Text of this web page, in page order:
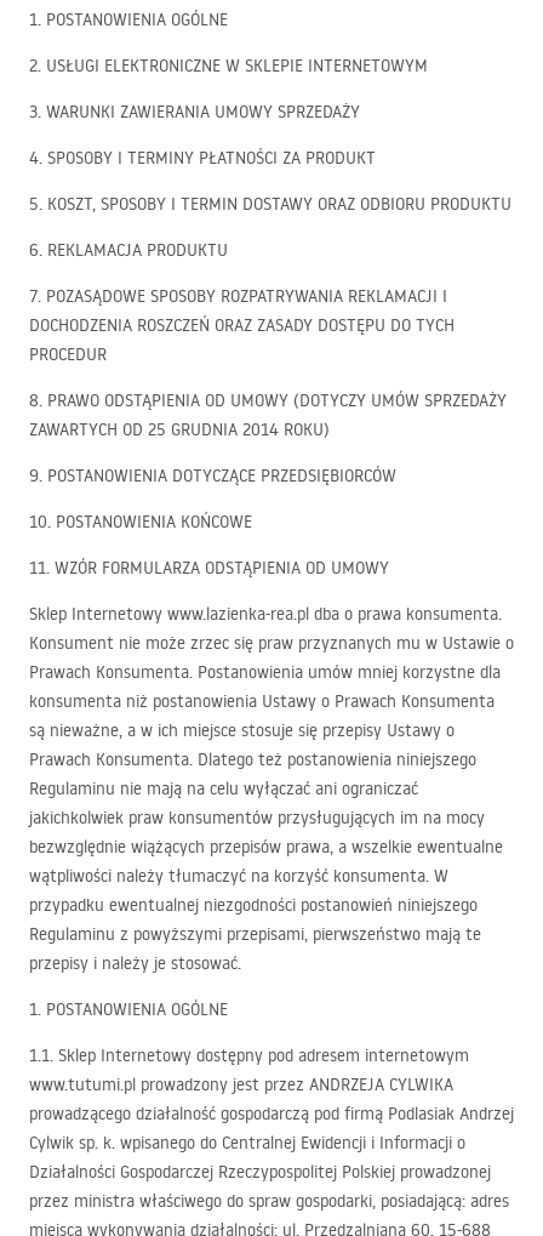
1. POSTANOWIENIA OGÓLNE
2. USŁUGI ELEKTRONICZNE W SKLEPIE INTERNETOWYM
3. WARUNKI ZAWIERANIA UMOWY SPRZEDAŻY
4. SPOSOBY I TERMINY PŁATNOŚCI ZA PRODUKT
5. KOSZT, SPOSOBY I TERMIN DOSTAWY ORAZ ODBIORU PRODUKTU
6. REKLAMACJA PRODUKTU
7. POZASĄDOWE SPOSOBY ROZPATRYWANIA REKLAMACJI I
DOCHODZENIA ROSZCZEŃ ORAZ ZASADY DOSTĘPU DO TYCH
PROCEDUR
8. PRAWO ODSTĄPIENIA OD UMOWY (DOTYCZY UMÓW SPRZEDAŻY
ZAWARTYCH OD 25 GRUDNIA 2014 ROKU)
9. POSTANOWIENIA DOTYCZĄCE PRZEDSIĘBIORCÓW
10. POSTANOWIENIA KOŃCOWE
11. WZÓR FORMULARZA ODSTĄPIENIA OD UMOWY
Sklep Internetowy www.lazienka-rea.pl dba o prawa konsumenta.
Konsument nie może zrzec się praw przyznanych mu w Ustawie o
Prawach Konsumenta. Postanowienia umów mniej korzystne dla
konsumenta niż postanowienia Ustawy o Prawach Konsumenta
są nieważne, a w ich miejsce stosuje się przepisy Ustawy o
Prawach Konsumenta. Dlatego też postanowienia niniejszego
Regulaminu nie mają na celu wyłączać ani ograniczać
jakichkolwiek praw konsumentów przysługujących im na mocy
bezwzględnie wiążących przepisów prawa, a wszelkie ewentualne
wątpliwości należy tłumaczyć na korzyść konsumenta. W
przypadku ewentualnej niezgodności postanowień niniejszego
Regulaminu z powyższymi przepisami, pierwszeństwo mają te
przepisy i należy je stosować.
1. POSTANOWIENIA OGÓLNE
1.1. Sklep Internetowy dostępny pod adresem internetowym
www.tutumi.pl prowadzony jest przez ANDRZEJA CYLWIKA
prowadzącego działalność gospodarczą pod firmą Podlasiak Andrzej
Cylwik sp. k. wpisanego do Centralnej Ewidencji i Informacji o
Działalności Gospodarczej Rzeczypospolitej Polskiej prowadzonej
przez ministra właściwego do spraw gospodarki, posiadającą: adres
miejsca wykonywania działalności: ul. Przędzalniana 60, 15-688